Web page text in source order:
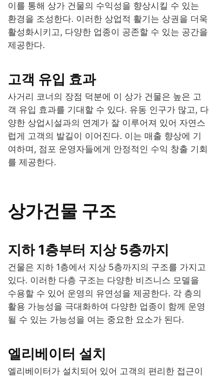
이를 통해 상가 건물의 수익성을 향상시킬 수 있는
환경을 조성한다. 이러한 상업적 활기는 상권을 더욱
활성화시키고, 다양한 업종이 공존할 수 있는 공간을
제공한다.
고객 유입 효과
사거리 코너의 장점 덕분에 이 상가 건물은 높은 고
객 유입 효과를 기대할 수 있다. 유동 인구가 많고, 다
양한 상업시설과의 연계가 잘 이루어져 있어 자연스
럽게 고객의 발길이 이어진다. 이는 매출 향상에 기
여하며, 점포 운영자들에게 안정적인 수익 창출 기회
를 제공한다.
상가건물 구조
지하 1층부터 지상 5층까지
건물은 지하 1층에서 지상 5층까지의 구조를 가지고
있다. 이러한 다층 구조는 다양한 비즈니스 모델을
수용할 수 있어 운영의 유연성을 제공한다. 각 층의
활용 가능성을 극대화하여 다양한 업종이 함께 운영
될 수 있는 가능성을 여는 중요한 요소가 된다.
엘리베이터 설치
엘리베이터가 설치되어 있어 고객의 편리한 접근이